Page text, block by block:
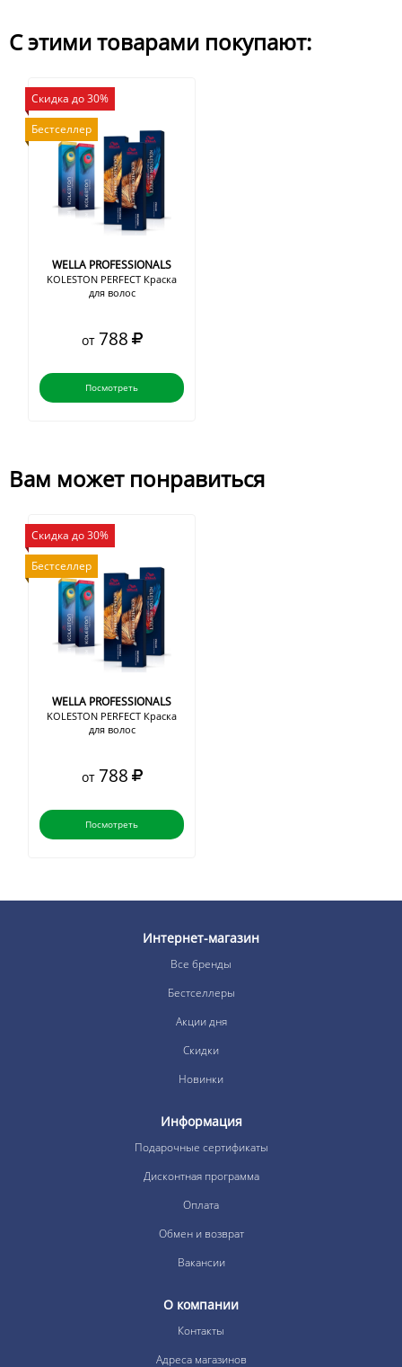
С этими товарами покупают:
Скидка до 30%
Бестселлер
WELLA PROFESSIONALS
KOLESTON PERFECT Краска
для волос
от 788
Посмотреть
Вам может понравиться
Скидка до 30%
Бестселлер
WELLA PROFESSIONALS
KOLESTON PERFECT Краска
для волос
от 788
Посмотреть
Интернет-магазин
Все бренды
Бестселлеры
Акции дня
Скидки
Новинки
Информация
Подарочные сертификаты
Дисконтная программа
Оплата
Обмен и возврат
Вакансии
О компании
Контакты
Адреса магазинов